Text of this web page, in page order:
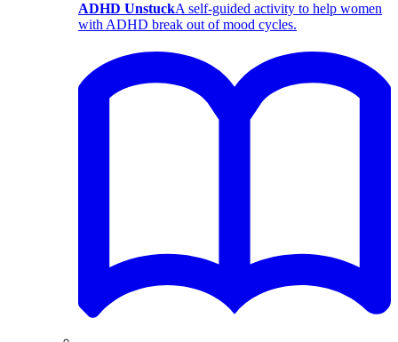
ADHD UnstuckA self-guided activity to help women
with ADHD break out of mood cycles.